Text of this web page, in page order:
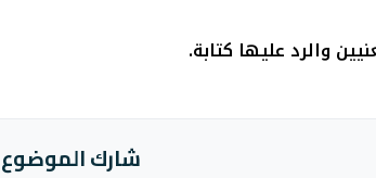
والرد عليها كتابة.
شارك الموضوع